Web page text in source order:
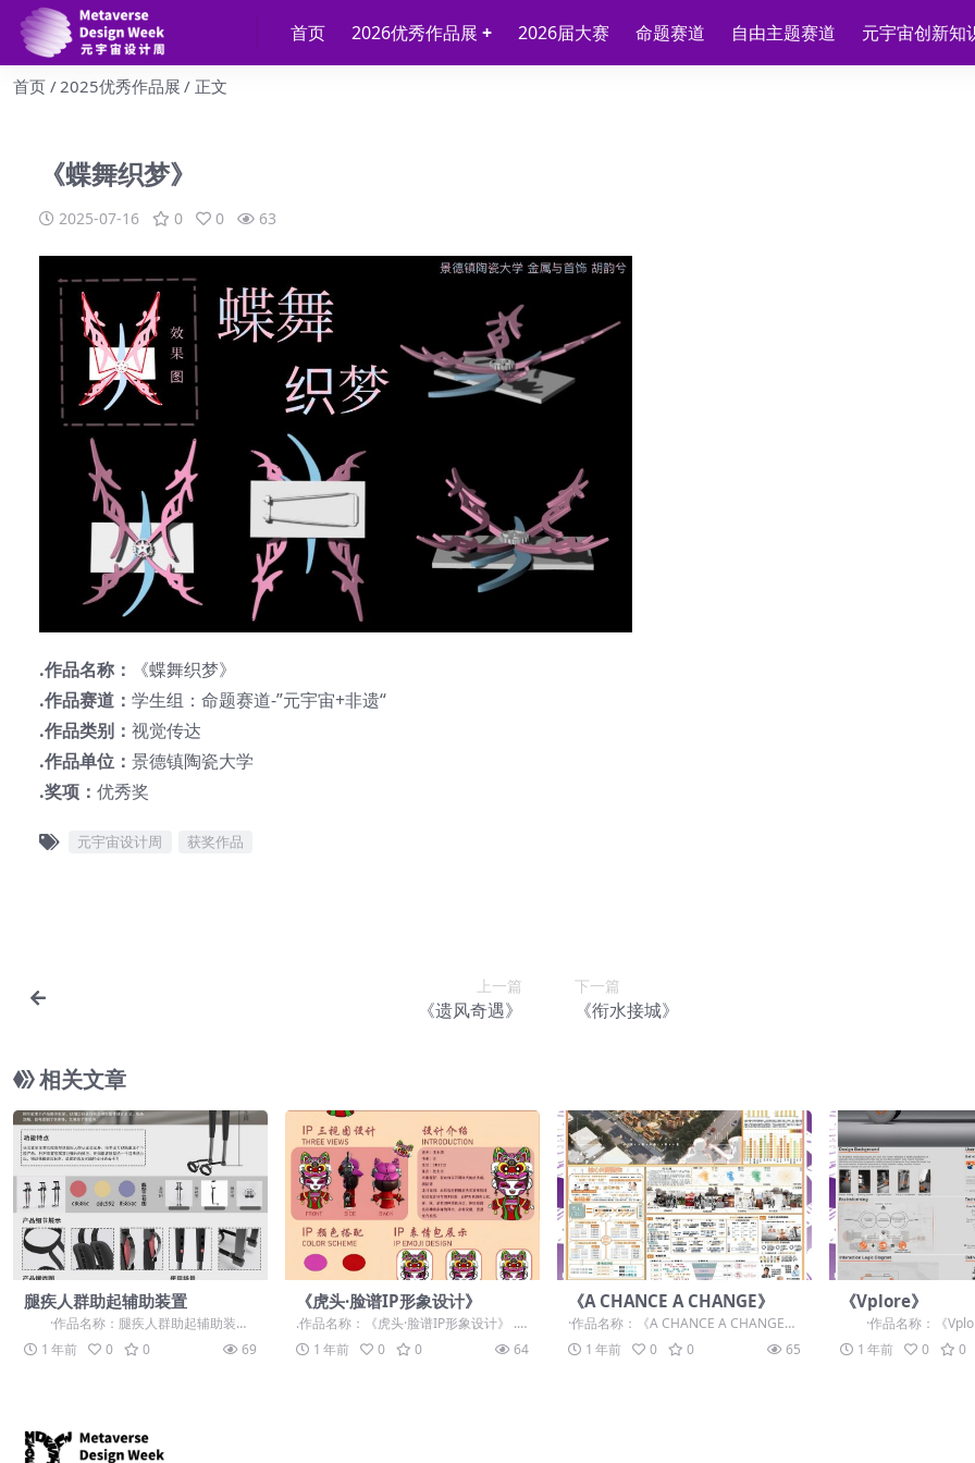
首页 2026优秀作品展 2026届大赛 命题赛道 自由主题赛道 元宇宙创新知
首页 2025优秀作品展 正文
《蝶舞织梦》
2025-07-16 0 0 63
.作品名称：
《蝶舞织梦》
.作品赛道： 学生组：命题赛道-”元宇宙+非遗“
.作品类别： 视觉传达
.作品单位： 景德镇陶瓷大学
.奖项： 优秀奖
元宇宙设计周 获奖作品
上一篇
《遗风奇遇》
下一篇
《衔水接城》
相关文章
腿疾人群助起辅助装置
·作品名称：腿疾人群助起辅助装置 ·
作品赛道：学生组：命题赛道-...
1 年前 0 0 69
《虎头·脸谱IP形象设计》
.作品名称：《虎头·脸谱IP形象设计》 .
作品赛道：学生组：命题赛道-”元宇宙
+... 1 年前 0 0 64
《A CHANCE A CHANGE》
·作品名称：《A CHANCE A CHANGE》
·作品赛道：学生组：自由主题...
1 年前 0 0 65
《Vplore》
·作品名称：《
学生组：自由主题赛道
1 年前 0 0